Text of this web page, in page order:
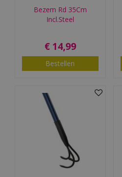
Bezem Rd 35Cm
Incl.Steel
€ 14,99
Bestellen